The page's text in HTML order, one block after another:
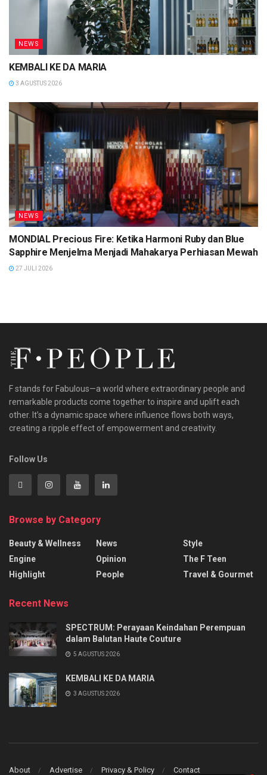
NEWS
KEMBALI KE DA MARIA
3 AGUSTUS 2026
NEWS
MONDIAL Precious Fire: Ketika Harmoni Ruby dan Blue
Sapphire Menjelma Menjadi Mahakarya Perhiasan Mewah
27 JULI 2026
F stands for Fabulous—a world where extraordinary people and
remarkable products come together to inspire and uplift each
other. It’s a dynamic space where influence flows both ways,
creating a ripple effect of empowerment and creativity.
Follow Us
Browse by Category
Beauty & Wellness
Engine
Highlight
News
Opinion
People
Style
The F Teen
Travel & Gourmet
Recent News
SPECTRUM: Perayaan Keindahan Perempuan
dalam Balutan Haute Couture
5 AGUSTUS 2026
KEMBALI KE DA MARIA
3 AGUSTUS 2026
About Advertise Privacy & Policy Contact